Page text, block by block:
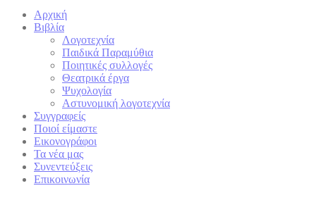
Αρχική
Βιβλία
Λογοτεχνία
Παιδικά Παραμύθια
Ποιητικές συλλογές
Θεατρικά έργα
Ψυχολογία
Αστυνομική λογοτεχνία
Συγγραφείς
Ποιοί είμαστε
Εικονογράφοι
Τα νέα μας
Συνεντεύξεις
Επικοινωνία